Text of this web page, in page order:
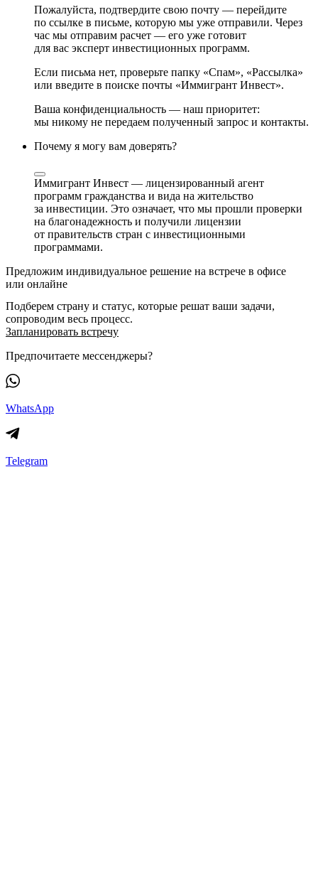
Пожалуйста, подтвердите свою почту — перейдите
по ссылке в письме, которую мы уже отправили. Через
час мы отправим расчет — его уже готовит
для вас эксперт инвестиционных программ.
Если письма нет, проверьте папку «Спам», «Рассылка»
или введите в поиске почты «Иммигрант Инвест».
Ваша конфиденциальность — наш приоритет:
мы никому не передаем полученный запрос и контакты.
Почему я могу вам доверять?
Иммигрант Инвест — лицензированный агент
программ гражданства и вида на жительство
за инвестиции. Это означает, что мы прошли проверки
на благонадежность и получили лицензии
от правительств стран с инвестиционными
программами.
Предложим индивидуальное решение на встрече в офисе
или онлайне
Подберем страну и статус, которые решат ваши задачи,
сопроводим весь процесс.
Запланировать встречу
Предпочитаете мессенджеры?
WhatsApp
Telegram